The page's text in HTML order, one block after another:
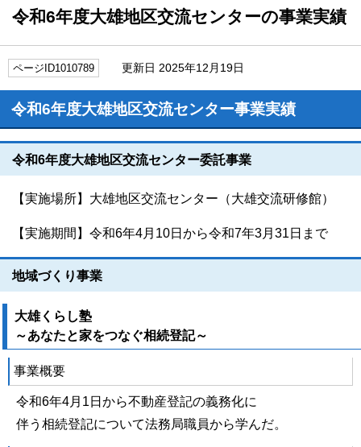
令和6年度大雄地区交流センターの事業実績
ページID1010789 更新日 2025年12月19日
令和6年度大雄地区交流センター事業実績
令和6年度大雄地区交流センター委託事業
【実施場所】大雄地区交流センター（大雄交流研修館）
【実施期間】令和6年4月10日から令和7年3月31日まで
地域づくり事業
大雄くらし塾
～あなたと家をつなぐ相続登記～
事業概要
令和6年4月1日から不動産登記の義務化に
伴う相続登記について法務局職員から学んだ。